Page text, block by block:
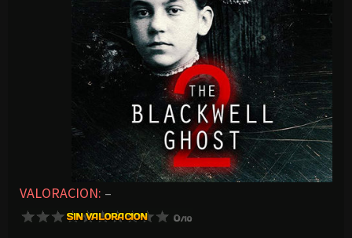
VALORACION: –